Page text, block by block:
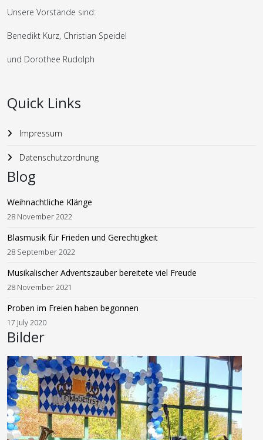
Unsere Vorstände sind:
Benedikt Kurz, Christian Speidel
und Dorothee Rudolph
Quick Links
Impressum
Datenschutzordnung
Blog
Weihnachtliche Klänge
28 November 2022
Blasmusik für Frieden und Gerechtigkeit
28 September 2022
Musikalischer Adventszauber bereitete viel Freude
28 November 2021
Proben im Freien haben begonnen
17 July 2020
Bilder